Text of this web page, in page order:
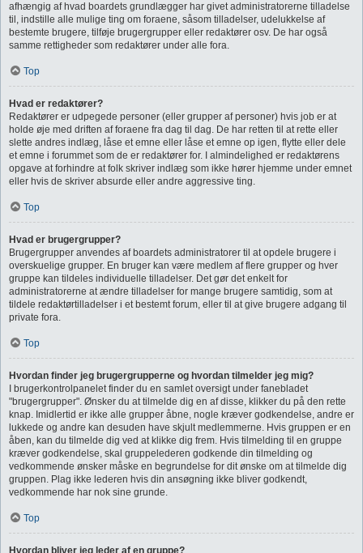
afhængig af hvad boardets grundlægger har givet administratorerne tilladelse
til, indstille alle mulige ting om foraene, såsom tilladelser, udelukkelse af
bestemte brugere, tilføje brugergrupper eller redaktører osv. De har også
samme rettigheder som redaktører under alle fora.
Top
Hvad er redaktører?
Redaktører er udpegede personer (eller grupper af personer) hvis job er at
holde øje med driften af foraene fra dag til dag. De har retten til at rette eller
slette andres indlæg, låse et emne eller låse et emne op igen, flytte eller dele
et emne i forummet som de er redaktører for. I almindelighed er redaktørens
opgave at forhindre at folk skriver indlæg som ikke hører hjemme under emnet
eller hvis de skriver absurde eller andre aggressive ting.
Top
Hvad er brugergrupper?
Brugergrupper anvendes af boardets administratorer til at opdele brugere i
overskuelige grupper. En bruger kan være medlem af flere grupper og hver
gruppe kan tildeles individuelle tilladelser. Det gør det enkelt for
administratorerne at ændre tilladelser for mange brugere samtidig, som at
tildele redaktørtilladelser i et bestemt forum, eller til at give brugere adgang til
private fora.
Top
Hvordan finder jeg brugergrupperne og hvordan tilmelder jeg mig?
I brugerkontrolpanelet finder du en samlet oversigt under fanebladet
"brugergrupper". Ønsker du at tilmelde dig en af disse, klikker du på den rette
knap. Imidlertid er ikke alle grupper åbne, nogle kræver godkendelse, andre er
lukkede og andre kan desuden have skjult medlemmerne. Hvis gruppen er en
åben, kan du tilmelde dig ved at klikke dig frem. Hvis tilmelding til en gruppe
kræver godkendelse, skal gruppelederen godkende din tilmelding og
vedkommende ønsker måske en begrundelse for dit ønske om at tilmelde dig
gruppen. Plag ikke lederen hvis din ansøgning ikke bliver godkendt,
vedkommende har nok sine grunde.
Top
Hvordan bliver jeg leder af en gruppe?